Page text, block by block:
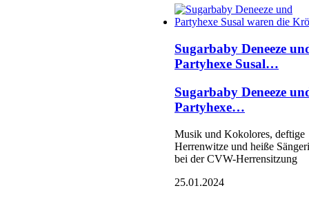
Sugarbaby Deneeze
Partyhexe Susal…
Sugarbaby Deneeze
Partyhexe…
Musik und Kokolores, deftige
Herrenwitze und heiße
bei der CVW-Herrensitzung
25.01.2024